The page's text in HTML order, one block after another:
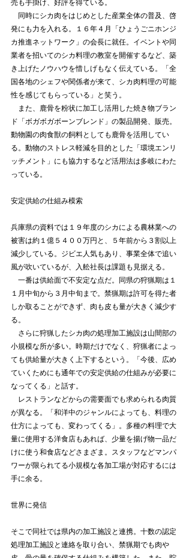
売も手掛け、好評を得ている。
同時にシカ肉をはじめとした産業全体の普及、啓
発にも力を入れる。１６年４月「ひょうごニホンジ
カ推進ネットワーク」の会長に就任。イベントや同
業者を招いてのシカ料理の教室を開催するなど、築
き上げたノウハウを惜しげもなく伝えている。「全
国各地のシェフや関係者が来て、シカ肉料理の可能
性を感じてもらっている」と笑う。
また、鹿骨を粉状に加工し活用した焼き物ブラン
ド「ボガボガボーンブレンド」の製品開発、販売。
動物園の肉食獣の飼料としても鹿骨を活用してい
る。動物のストレス軽減を目的とした「環境エンリ
ッチメント」にも協力するなど活用法は多岐にわた
っている。
安定供給の仕組み模索
兵庫県の資料では１９年度のシカによる農林業への
被害は約１億５４００万円と、５年前から３割以上
減少している。ジビエ人気もあり、事業全体で追い
風が吹いているが、入舩社長は課題も見据える。
一番は供給面で不安定な点だ。同県の狩猟期は１
１月中旬から３月中旬まで。禁猟期は許可を得た者
しか取ることができず、肉も皮も量が大きく減少す
る。
さらに狩猟したシカ肉の処理加工施設は山間部の
小規模な所が多い。時期だけでなく、狩猟者によっ
ても供給量が大きく上下するという。「今後、広め
ていくためにも通年での安定供給の仕組みが必要に
なってくる」と話す。
レストランなどからの需要面でも求められる肉質
が異なる。「和洋中のジャンルによっても、料理の
仕方によっても、変わってくる」。多種の料理で大
量に使用する洋食店もあれば、少量を揚げ物一品だ
けに使う和食店などさまざま。スタッフなどマンパ
ワーが限られてる小規模な各加工場が対応するには
手に余る。
世界に発信
そこで同社では県内の加工施設と連携。十数の認定
処理加工施設と連絡を取り合い、禁猟期でも肉や